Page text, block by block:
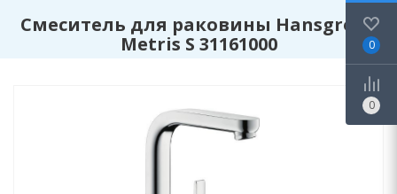
Смеситель для раковины Hansgrohe
Metris S 31161000
0
0